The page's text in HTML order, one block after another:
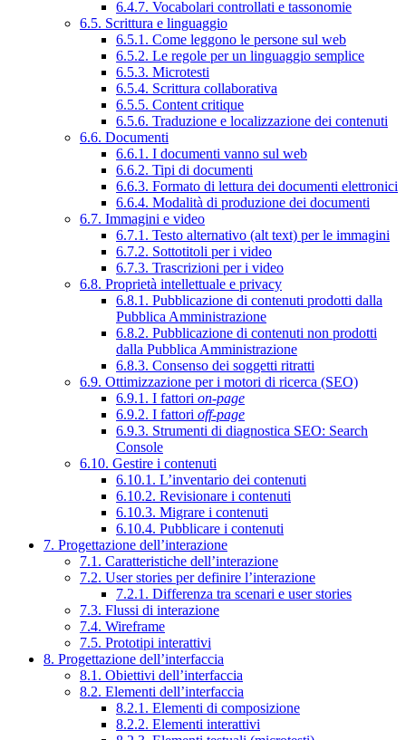
6.4.7. Vocabolari controllati e tassonomie
6.5. Scrittura e linguaggio
6.5.1. Come leggono le persone sul web
6.5.2. Le regole per un linguaggio semplice
6.5.3. Microtesti
6.5.4. Scrittura collaborativa
6.5.5. Content critique
6.5.6. Traduzione e localizzazione dei contenuti
6.6. Documenti
6.6.1. I documenti vanno sul web
6.6.2. Tipi di documenti
6.6.3. Formato di lettura dei documenti elettronici
6.6.4. Modalità di produzione dei documenti
6.7. Immagini e video
6.7.1. Testo alternativo (alt text) per le immagini
6.7.2. Sottotitoli per i video
6.7.3. Trascrizioni per i video
6.8. Proprietà intellettuale e privacy
6.8.1. Pubblicazione di contenuti prodotti dalla
Pubblica Amministrazione
6.8.2. Pubblicazione di contenuti non prodotti
dalla Pubblica Amministrazione
6.8.3. Consenso dei soggetti ritratti
6.9. Ottimizzazione per i motori di ricerca (SEO)
6.9.1. I fattori on-page
6.9.2. I fattori off-page
6.9.3. Strumenti di diagnostica SEO: Search
Console
6.10. Gestire i contenuti
6.10.1. L’inventario dei contenuti
6.10.2. Revisionare i contenuti
6.10.3. Migrare i contenuti
6.10.4. Pubblicare i contenuti
7. Progettazione dell’interazione
7.1. Caratteristiche dell’interazione
7.2. User stories per definire l’interazione
7.2.1. Differenza tra scenari e user stories
7.3. Flussi di interazione
7.4. Wireframe
7.5. Prototipi interattivi
8. Progettazione dell’interfaccia
8.1. Obiettivi dell’interfaccia
8.2. Elementi dell’interfaccia
8.2.1. Elementi di composizione
8.2.2. Elementi interattivi